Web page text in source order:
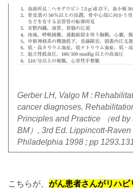
Gerber LH, Valgo M :
cancer diagnoses.
Principles and Practice （ed
BM）, 3rd Ed. Lippincott-
Philadelphia 1998 ; pp
こちらが、がん患者さんがリハ